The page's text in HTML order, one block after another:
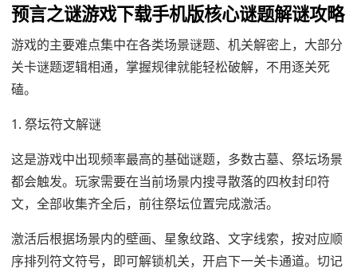
预言之谜游戏下载手机版核心谜题解谜攻略
游戏的主要难点集中在各类场景谜题、机关解密上，大部分
关卡谜题逻辑相通，掌握规律就能轻松破解，不用逐关死
磕。
1. 祭坛符文解谜
这是游戏中出现频率最高的基础谜题，多数古墓、祭坛场景
都会触发。玩家需要在当前场景内搜寻散落的四枚封印符
文，全部收集齐全后，前往祭坛位置完成激活。
激活后根据场景内的壁画、星象纹路、文字线索，按对应顺
序排列符文符号，即可解锁机关，开启下一关卡通道。切记